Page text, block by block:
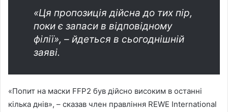
«Ця пропозиція дійсна до тих пір,
поки є запаси в відповідному
філії», – йдеться в сьогоднішній
заяві.
«Попит на маски FFP2 був дійсно високим в останні
кілька днів», – сказав член правління REWE International